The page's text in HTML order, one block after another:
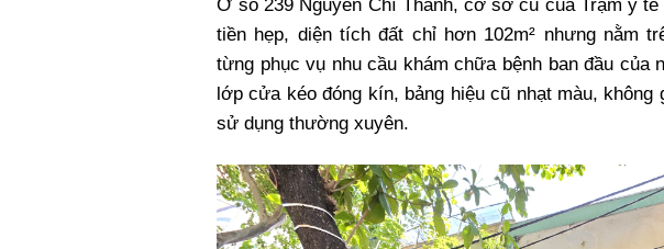
Ở số 239 Nguyễn Chí Thanh, cơ sở cũ của Trạm y
tiền hẹp, diện tích đất chỉ hơn 102m² nhưng nằm
từng phục vụ nhu cầu khám chữa bệnh ban đầu
lớp cửa kéo đóng kín, bảng hiệu cũ nhạt màu, không
sử dụng thường xuyên.